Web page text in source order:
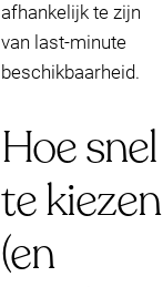
afhankelijk te zijn
van last-minute
beschikbaarheid.
Hoe snel
te kiezen
(en